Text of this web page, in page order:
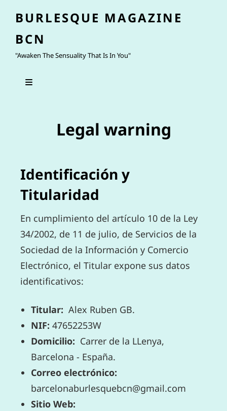
BURLESQUE MAGAZINE
BCN
"Awaken The Sensuality That Is In You"
Legal warning
Identificación y
Titularidad
En cumplimiento del artículo 10 de la Ley
34/2002, de 11 de julio, de Servicios de la
Sociedad de la Información y Comercio
Electrónico, el Titular expone sus datos
identificativos:
Titular: Alex Ruben GB.
NIF: 47652253W
Domicilio: Carrer de la LLenya,
Barcelona - España.
Correo electrónico:
barcelonaburlesquebcn@gmail.com
Sitio Web: